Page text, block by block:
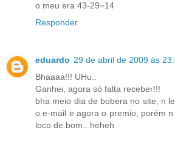
o meu era 43-29=14
Responder
eduardo 29 de abril de 2009 às
Bhaaaa!!! UHu..
Ganhei, agora só falta receber!!!
bha meio dia de bobera no site, n
o e-mail e agora o premio, porém
loco de bom.. heheh